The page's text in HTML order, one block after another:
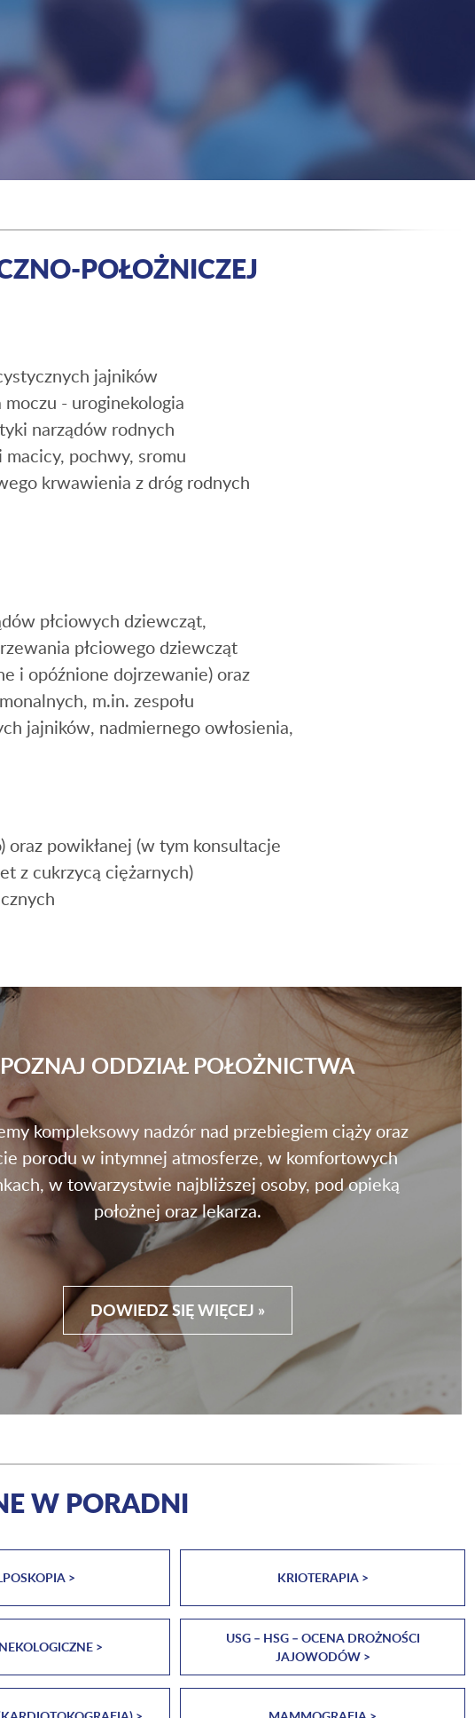
POŁOŻNICZEJ
jajników
- uroginekologia
narządów rodnych
macicy, pochwy, sromu
krwawienia z dróg rodnych
płciowych dziewcząt,
płciowego dziewcząt
i opóźnione dojrzewanie) oraz
m.in. zespołu
jajników, nadmiernego owłosienia,
powikłanej (w tym konsultacje
z cukrzycą ciężarnych)
POZNAJ ODDZIAŁ POŁOŻNICTWA
kompleksowy nadzór nad przebiegiem ciąży oraz
porodu w intymnej atmosferze, w komfortowych
w towarzystwie najbliższej osoby, pod opieką
położnej oraz lekarza.
DOWIEDZ SIĘ WIĘCEJ »
W PORADNI
> KRIOTERAPIA >
>
USG – HSG – OCENA DROŻNOŚCI
JAJOWODÓW >